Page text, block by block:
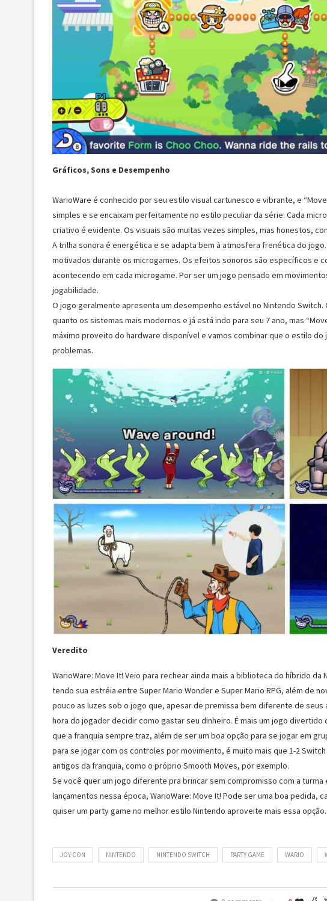
Gráficos, Sons e Desempenho
WarioWare é conhecido por seu estilo visual cartunesco e vibrante, e
simples e se encaixam perfeitamente no estilo peculiar da série. Cada
criativo é evidente. Os visuais são muitas vezes simples, mas honestos,
A trilha sonora é energética e se adapta bem à atmosfera frenética do
motivados durante os microgames. Os efeitos sonoros são específicos e
acontecendo em cada microgame. Por ser um jogo pensado em
jogabilidade.
O jogo geralmente apresenta um desempenho estável no Nintendo
quanto os sistemas mais modernos e já está indo para seu 7 ano, mas
máximo proveito do hardware disponível e vamos combinar que o estilo
problemas.
Veredito
WarioWare: Move It! Veio para rechear ainda mais a biblioteca do híbrido
tendo sua estréia entre Super Mario Wonder e Super Mario RPG, além de
pouco as luzes sob o jogo que, apesar de premissa bem diferente de
hora do jogador decidir como gastar seu dinheiro. É mais um jogo
que a franquia sempre traz, além de ser um boa opção para se jogar em
para se jogar com os controles por movimento, é muito mais que 1-2
antigos da franquia, como o próprio Smooth Moves, por exemplo.
Se você quer um jogo diferente pra brincar sem compromisso com a
lançamentos nessa época, WarioWare: Move It! Pode ser uma boa pedida,
quiser um party game no melhor estilo Nintendo aproveite mais essa opção.
JOY-CON NINTENDO NINTENDO SWITCH PARTY GAME WARIO